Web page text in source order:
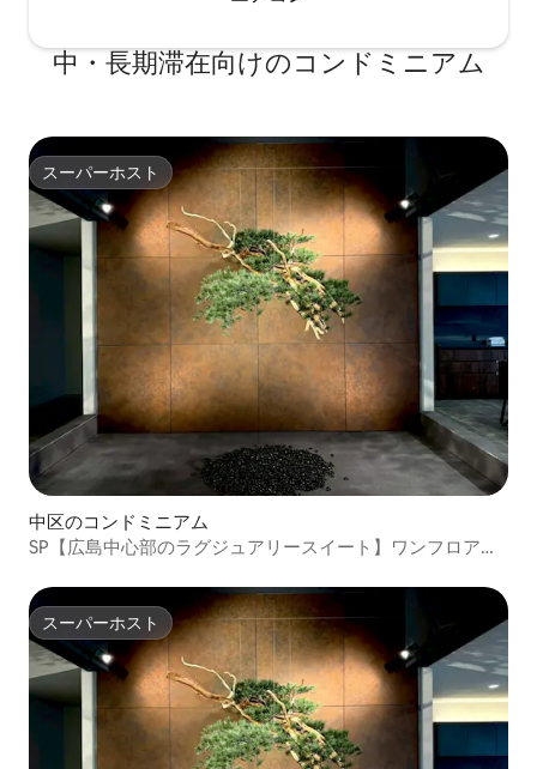
中・長期滞在向けのコンドミニアム
スーパーホスト
スーパーホスト
中区のコンドミニアム
SP【広島中心部のラグジュアリースイート】ワンフロア貸
スーパーホスト
スーパーホスト